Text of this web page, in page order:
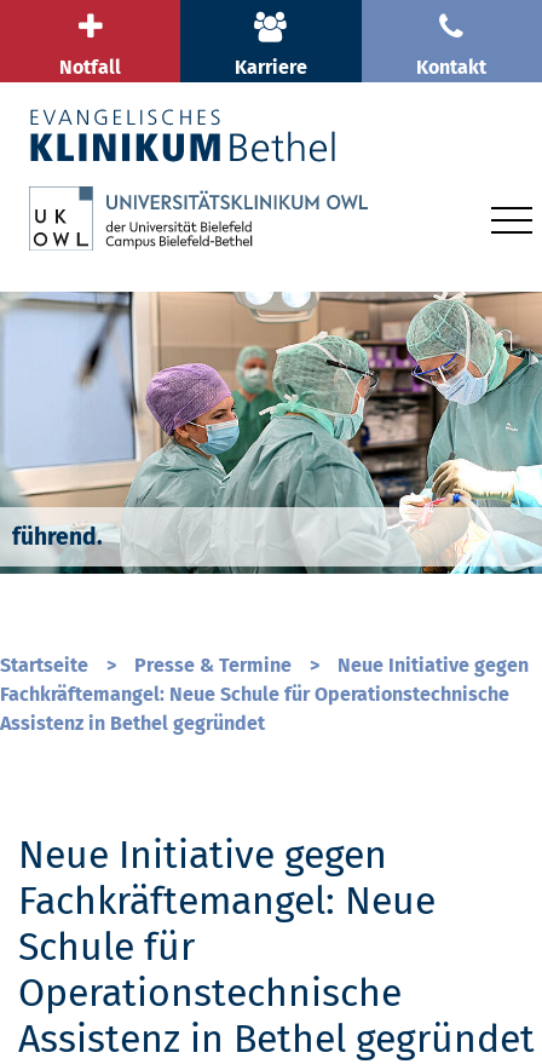
Notfall Karriere Kontakt
führend.
Startseite > Presse & Termine >
Neue Initiative gegen
Fachkräftemangel: Neue Schule für Operationstechnische
Assistenz in Bethel gegründet
Neue Initiative gegen
Fachkräftemangel: Neue
Schule für
Operationstechnische
Assistenz in Bethel gegründet